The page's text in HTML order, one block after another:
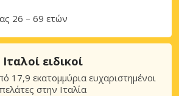
26 – 69 ετών
Ιταλοί ειδικοί
17,9 εκατομμύρια ευχαριστημένοι
πελάτες στην Ιταλία